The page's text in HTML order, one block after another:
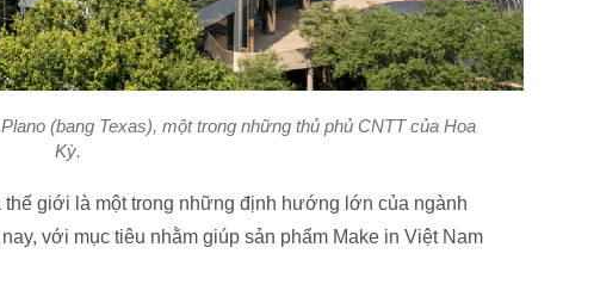
(bang Texas), một trong những thủ phủ CNTT của Hoa
Kỳ.
giới là một trong những định hướng lớn của ngành
với mục tiêu nhằm giúp sản phẩm Make in Việt Nam